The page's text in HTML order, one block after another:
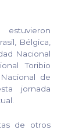
Bélgica,
Nacional
Toribio
de
jornada
de otros